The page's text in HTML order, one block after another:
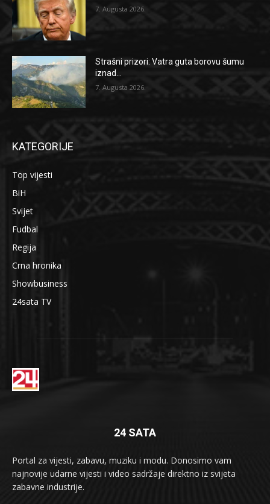
7. Augusta 2026.
Strašni prizori: Vatra guta borovu šumu
iznad...
7. Augusta 2026.
KATEGORIJE
Top vijesti
BiH
Svijet
Fudbal
Regija
Crna hronika
Showbusiness
24sata TV
24 SATA
Portal za vijesti, zabavu, muziku i modu. Donosimo vam
najnovije udarne vijesti i video sadržaje direktno iz svijeta
zabavne industrije.